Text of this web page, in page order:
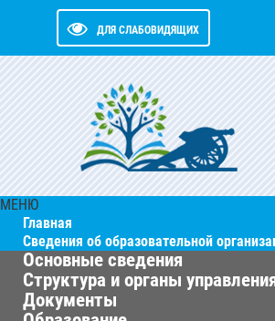
ДЛЯ СЛАБОВИДЯЩИХ
МЕНЮ
Главная
Сведения об образовательной
Основные сведения
Структура и органы
Документы